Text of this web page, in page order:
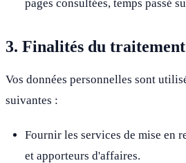
pages consultées, temps passé
3. Finalités du traitement
Vos données personnelles sont
suivantes :
Fournir les services de mise en
et apporteurs d'affaires.